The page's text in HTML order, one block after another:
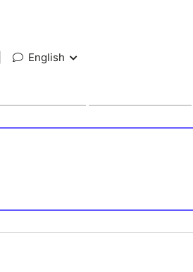
affiliée à la Fédération Française
d’Escrime » et « Prestige », ce
aux techniques
autour de Cyrano de Bergerac
et jeu théâtral
sont au cœur de la discipline.
que mentales, en